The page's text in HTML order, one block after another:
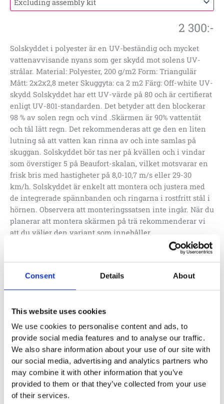
Consent Details About
This website uses cookies
We use cookies to personalise content and ads, to
provide social media features and to analyse our traffic.
We also share information about your use of our site with
our social media, advertising and analytics partners who
may combine it with other information that you’ve
provided to them or that they’ve collected from your use
of their services.
2 300:-
Solskyddet i polyester är en UV-beständig och mycket
vattenavvisande nyans som ger skydd mot solens UV-
strålar. Material: Polyester, 200 g/m2 Form: Triangulär
Mått: 2x2x2,8 meter Skuggyta: ca 2 m2 Färg: Off-white UV-
skydd Solskyddet har ett UV-värde på 80 och är certifierat
enligt UV-801-standarden. Det betyder att den blockerar
98 % av solen regn och vind .Skärmen är 90% vattentät
och tål lätt regn. Det rekommenderas att ge den en liten
lutning så att vatten kan rinna av och inte samlas på
skuggan. Solskyddet bör tas ner på kvällen och i vindar
som överstiger 5 på Beaufort-skalan, vilket motsvarar en
frisk bris med hastigheter på 8,0-10,7 m/s eller 29-30
km/h. Solskyddet är enkelt att montera och justera med
de integrerade spännbanden och ringarna i rostfritt stål i
hörnen. Observera att monteringssatsen inte ingår. När du
planerar att montera skärmen på trä rekommenderar vi
att du väljer den variant som innehåller
monteringssatsen. Alternativt, för montering på
metallkonstruktioner, kan du välja den separata L1044-
skräddarsys för olika former och storlekar efter specifika
behov. Solskydd som är större än 20 m2 eller sidolängder
upphör att gälla för skärmar som är större än 20 m2. Ett
alternativ är att använda flera små parasoller för att täcka
ett stort område.
Lägg till i offertförfrågan